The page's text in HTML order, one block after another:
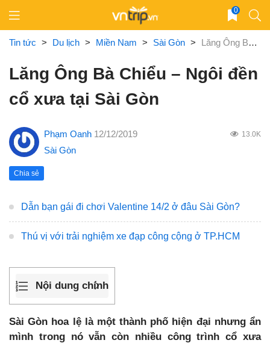
content
0
Tin tức > Du lịch > Miền Nam > Sài Gòn > Lăng Ông Bà Chiểu – Ngôi đền cổ xưa tại Sài Gòn
Lăng Ông Bà Chiểu – Ngôi đền
cổ xưa tại Sài Gòn
Phạm Oanh 12/12/2019 13.0K
Sài Gòn
Chia sẻ
Dẫn bạn gái đi chơi Valentine 14/2 ở đâu Sài Gòn?
Thú vị với trải nghiệm xe đạp công cộng ở TP.HCM
Nội dung chính
Sài Gòn hoa lệ là một thành phố hiện đại nhưng ẩn
mình trong nó vẫn còn nhiều công trình cổ xưa